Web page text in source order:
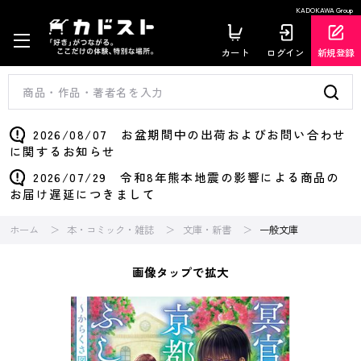
KADOKAWA Group
カート ログイン 新規登録
2026/08/07 お盆期間中の出荷およびお問い合わせ
に関するお知らせ
2026/07/29 令和8年熊本地震の影響による商品の
お届け遅延につきまして
ホーム 本・コミック・雑誌 文庫・新書 一般文庫
画像タップで拡大